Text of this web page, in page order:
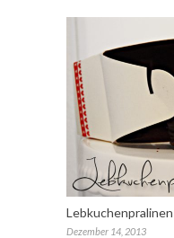
Dezember 14, 2013